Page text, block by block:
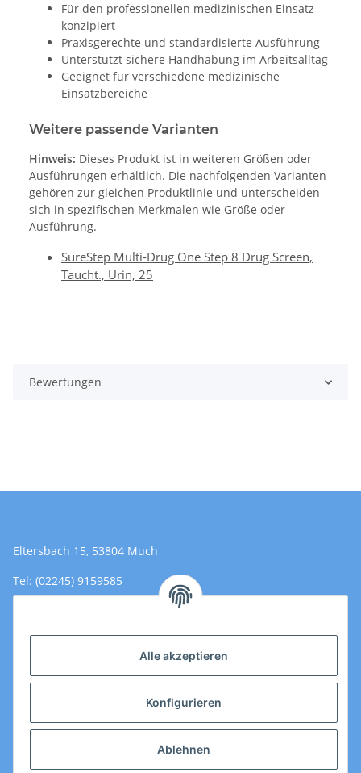
Alle akzeptieren
Konfigurieren
Ablehnen
Für den professionellen medizinischen Einsatz
konzipiert
Praxisgerechte und standardisierte Ausführung
Unterstützt sichere Handhabung im Arbeitsalltag
Geeignet für verschiedene medizinische
Einsatzbereiche
Weitere passende Varianten
Hinweis: Dieses Produkt ist in weiteren Größen oder
Ausführungen erhältlich. Die nachfolgenden Varianten
gehören zur gleichen Produktlinie und unterscheiden
sich in spezifischen Merkmalen wie Größe oder
Ausführung.
SureStep Multi-Drug One Step 8 Drug Screen,
Taucht., Urin, 25
Bewertungen
Eltersbach 15, 53804 Much
Tel: (02245) 9159585
Email: Kontakt@toromedical.de
Öffnungszeiten (Mo-Fr.) 8:00 - 17:00